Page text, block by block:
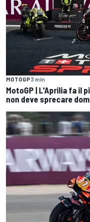
MOTOGP3 min
MotoGP | L'Aprilia fa il
non deve sprecare